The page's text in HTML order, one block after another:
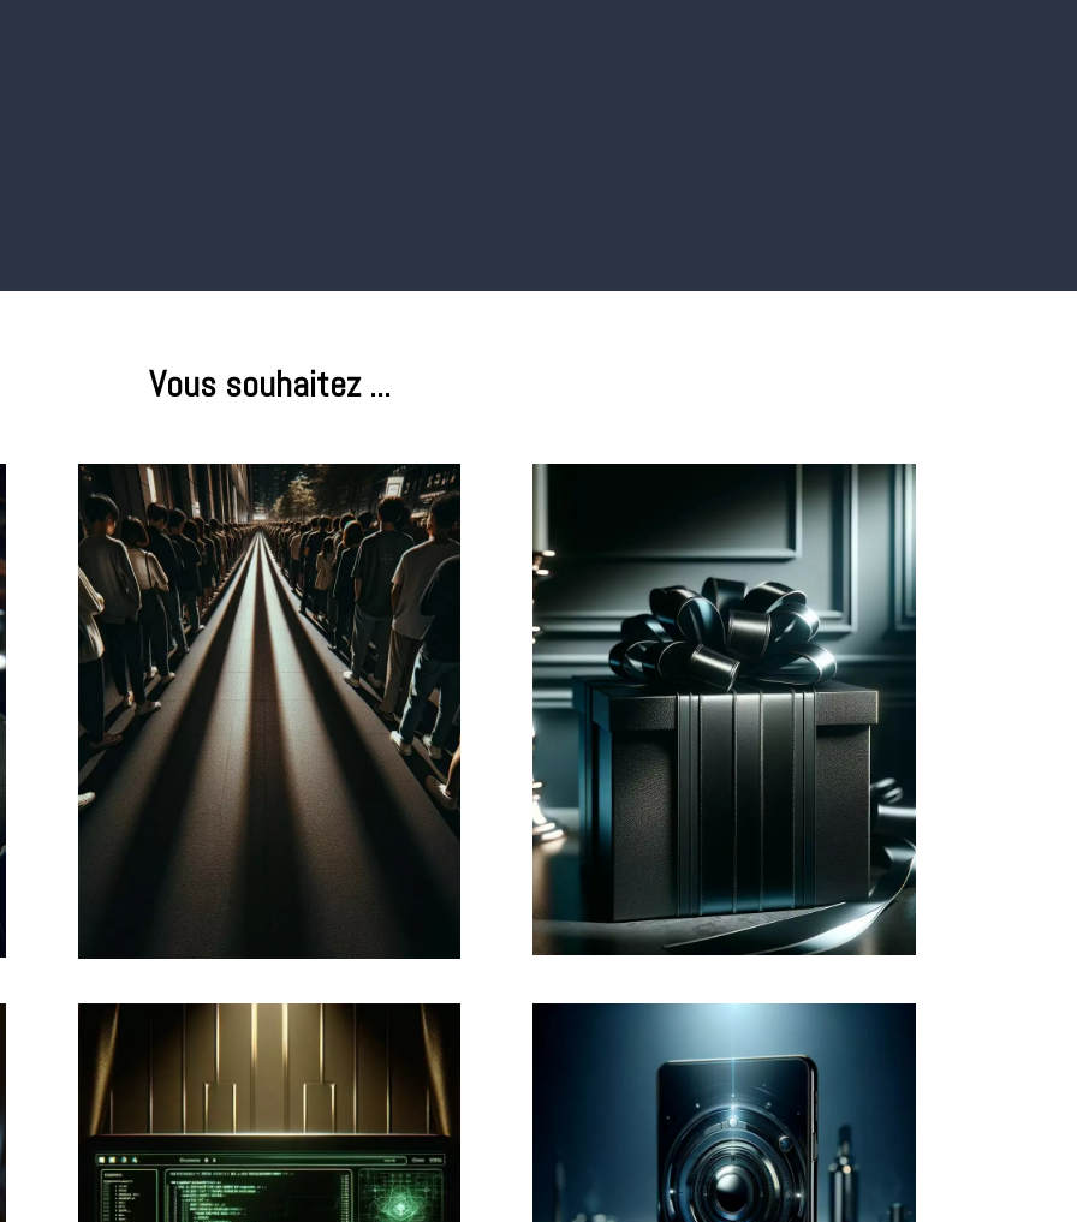
Vous souhaitez ...
Capter de nouveaux
clients
Définir une stratégie marketing.
Auditer l'expérience client en
identifiant et en définissant le
profil de sa clientèle en ligne et
hors ligne.
Fidéliser vos clients
Récompensez vos clients en leur
proposant une expérience et des
avantages personnalisés à
l'image de leur engagement avec
votre marque.
Sécuriser votre site
ou vos applications
Développer de
nouvelles solutions